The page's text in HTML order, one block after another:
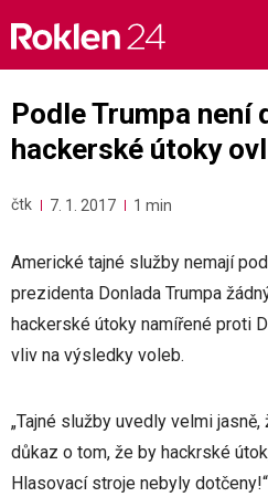
content
Podle Trumpa není
hackerské útoky
čtk 7. 1. 2017 1 min
Americké tajné služby nemají
prezidenta Donlada Trumpa
hackerské útoky namířené proti
vliv na výsledky voleb.
„Tajné služby uvedly velmi
důkaz o tom, že by hackrské
Hlasovací stroje nebyly